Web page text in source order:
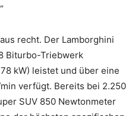
recht. Der Lamborghini
Biturbo-Triebwerk
kW) leistet und über eine
verfügt. Bereits bei 2.250
SUV 850 Newtonmeter